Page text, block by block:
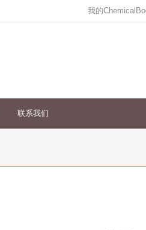
我的
联系我们